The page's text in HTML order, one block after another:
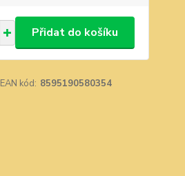
Přidat do košíku
EAN kód: 8595190580354